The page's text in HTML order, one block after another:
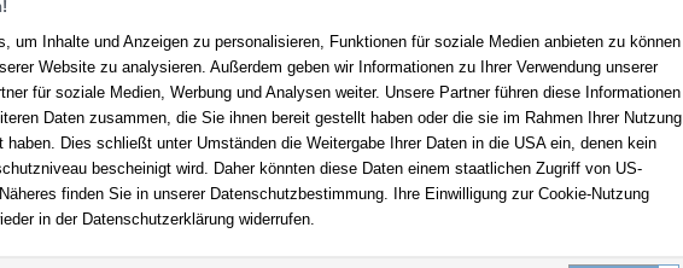
um Inhalte und Anzeigen zu personalisieren, Funktionen für soziale Medien anbieten zu können
Website zu analysieren. Außerdem geben wir Informationen zu Ihrer Verwendung unserer
für soziale Medien, Werbung und Analysen weiter. Unsere Partner führen diese Informationen
Daten zusammen, die Sie ihnen bereit gestellt haben oder die sie im Rahmen Ihrer Nutzung
haben. Dies schließt unter Umständen die Weitergabe Ihrer Daten in die USA ein, denen kein
bescheinigt wird. Daher könnten diese Daten einem staatlichen Zugriff von US-
finden Sie in unserer Datenschutzbestimmung. Ihre Einwilligung zur Cookie-Nutzung
in der Datenschutzerklärung widerrufen.
Fragen?
Hier finden Sie
auf häufig gestellte Fragen.
E-Mail:service@deutsche-
Ihre Vorteile bei uns
Kostenloser Versand ab 36,- EUR
Bestellwert
Sicherer Online Shop und Zahlung mit
SSL-Verschlüsselung